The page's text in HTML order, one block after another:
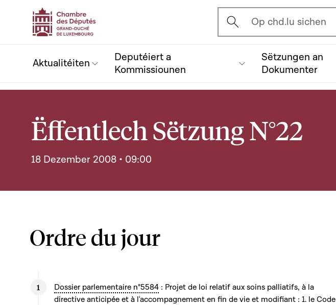
Ouvrir l'écran de recherche
Op chd.lu sichen
Aktualitéiten
Deputéiert a
Kommissiounen
Sëtzungen an
Dokumenter
Ëffentlech Sëtzung N°22
18 Dezember 2008 • 09:00
Ordre du jour
Dossier parlementaire n°5584 : Projet de loi relatif aux soins palliatifs, à la
directive anticipée et à l'accompagnement en fin de vie et modifiant : 1. le Code